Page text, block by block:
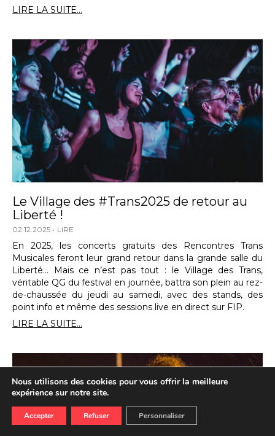
LIRE LA SUITE...
Le Village des #Trans2025 de retour au
Liberté !
02.12.2025 LIRE
En 2025, les concerts gratuits des Rencontres Trans
Musicales feront leur grand retour dans la grande salle du
Liberté… Mais ce n’est pas tout : le Village des Trans,
véritable QG du festival en journée, battra son plein au rez-
de-chaussée du jeudi au samedi, avec des stands, des
point info et même des sessions live en direct sur FIP.
LIRE LA SUITE...
Nous utilisons des cookies pour vous offrir la meilleure
expérience sur notre site.
Accepter Refuser Personnaliser